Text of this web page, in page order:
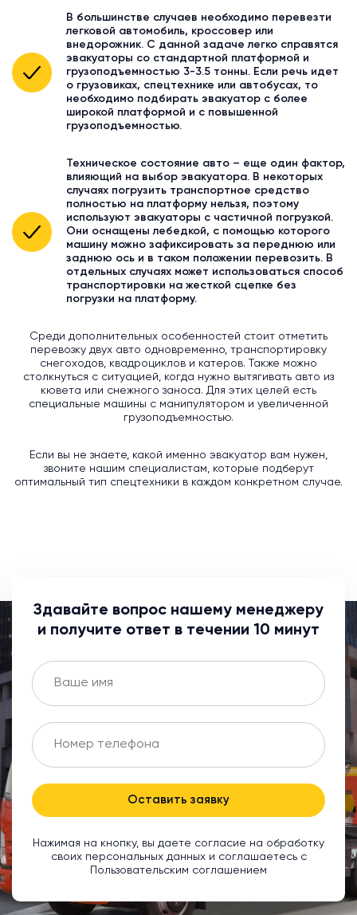
В большинстве случаев необходимо перевезти
легковой автомобиль, кроссовер или
внедорожник. С данной задаче легко справятся
эвакуаторы со стандартной платформой и
грузоподъемностью 3-3.5 тонны. Если речь идет
о грузовиках, спецтехнике или автобусах, то
необходимо подбирать эвакуатор с более
широкой платформой и с повышенной
грузоподъемностью.
Техническое состояние авто – еще один фактор,
влияющий на выбор эвакуатора. В некоторых
случаях погрузить транспортное средство
полностью на платформу нельзя, поэтому
используют эвакуаторы с частичной погрузкой.
Они оснащены лебедкой, с помощью которого
машину можно зафиксировать за переднюю или
заднюю ось и в таком положении перевозить. В
отдельных случаях может использоваться способ
транспортировки на жесткой сцепке без
погрузки на платформу.
Среди дополнительных особенностей стоит отметить
перевозку двух авто одновременно, транспортировку
снегоходов, квадроциклов и катеров. Также можно
столкнуться с ситуацией, когда нужно вытягивать авто из
кювета или снежного заноса. Для этих целей есть
специальные машины с манипулятором и увеличенной
грузоподъемностью.
Если вы не знаете, какой именно эвакуатор вам нужен,
звоните нашим специалистам, которые подберут
оптимальный тип спецтехники в каждом конкретном случае.
Здавайте вопрос нашему менеджеру
и получите ответ в течении 10 минут
Оставить заявку
Нажимая на кнопку, вы даете согласие на обработку
своих персональных данных и соглашаетесь с
Пользовательским соглашением